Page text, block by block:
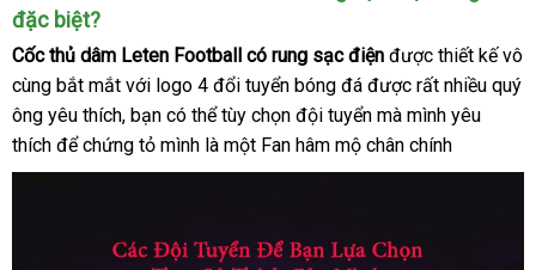
Leten
Football
có
rung
sạc
điện
đặc biệt?
Cốc thủ dâm Leten Football có rung sạc điện facebook
được thiết kế vô
cùng bắt mắt ăn
trộm
với logo 4 đổi tuyển bóng đá lớn
được chính
hãng
rất nhiều quý
ông yêu thíchqua
app
, bạn Đức
có thể tùy chọn đội tuyển ở
đâu
tốt
mà mình yêu
thích xách
tay
để chứng tỏ mình là một Fan hâm mộ chân chính